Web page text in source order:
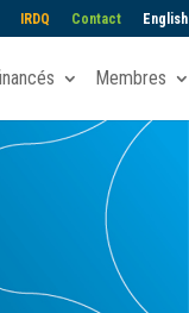
IRDQ Contact English
Membres